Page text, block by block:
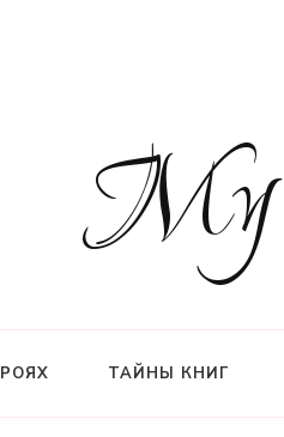
My
ТАЙНЫ КНИГ